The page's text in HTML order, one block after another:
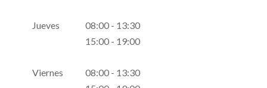
Jueves
08:00 - 13:30
15:00 - 19:00
Viernes
08:00 - 13:30